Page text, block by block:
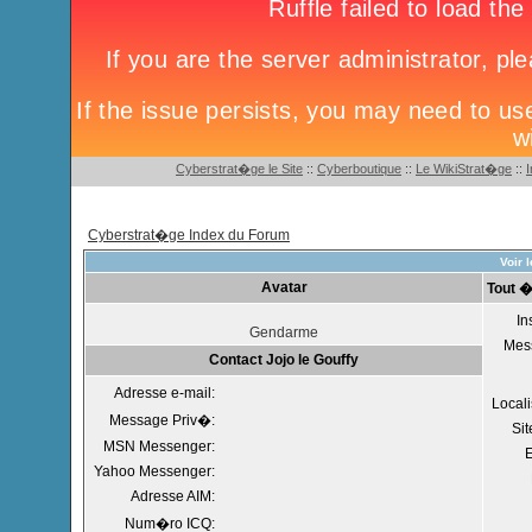
Cyberstrat�ge le Site :: Cyberboutique :: Le WikiStrat�ge ::
Cyberstrat�ge Index du Forum
Voir
Avatar Tout
Gendarme
Contact Jojo le Gouffy
Adresse e-mail:
Message Priv�:
MSN Messenger:
Yahoo Messenger:
Adresse AIM:
Num�ro ICQ: